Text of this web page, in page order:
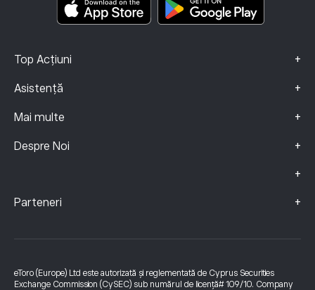
Top Acțiuni +
Asistență +
Mai multe +
Despre Noi +
+
Parteneri +
eToro (Europe) Ltd este autorizată și reglementată de Cyprus Securities
Exchange Commission (CySEC) sub numărul de licență# 109/10. Company